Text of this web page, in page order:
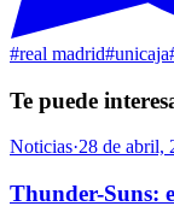
#real madrid#unicaja
Te puede
Noticias·28 de abril,
Thunder-Suns: